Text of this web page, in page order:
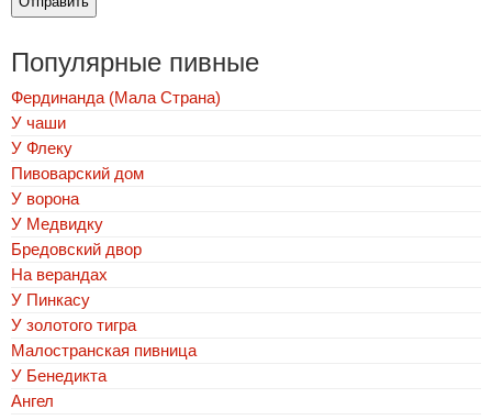
Популярные пивные
Фердинанда (Мала Страна)
У чаши
У Флеку
Пивоварский дом
У ворона
У Медвидку
Бредовский двор
На верандах
У Пинкасу
У золотого тигра
Малостранская пивница
У Бенедикта
Ангел